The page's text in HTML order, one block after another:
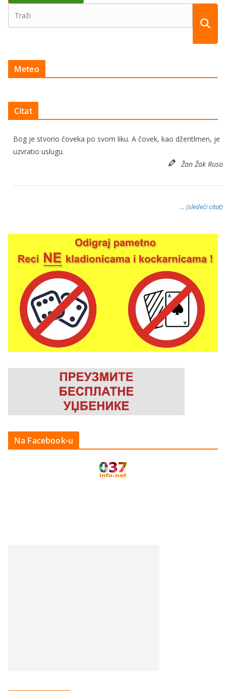
Meteo
Citat
Bog je stvorio čoveka po svom liku. A čovek, kao džentlmen, je
uzvratio uslugu.
Žan Žak Ruso
… (sledeći citat)
Na Facebook-u